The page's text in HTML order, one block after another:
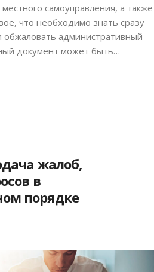
самоуправления, а также
что необходимо знать сразу
обжаловать административный
документ может быть…
жалоб,
в
порядке